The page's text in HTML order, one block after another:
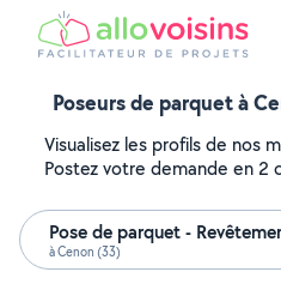
Poseurs de parquet à
Visualisez les profils de nos
Postez votre demande en 2
Pose de parquet -
à Cenon (33)